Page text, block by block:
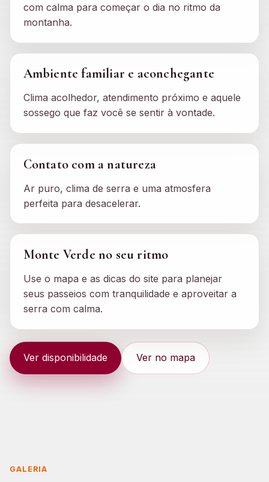
com calma para começar o dia no ritmo da
montanha.
Ambiente familiar e aconchegante
Clima acolhedor, atendimento próximo e aquele
sossego que faz você se sentir à vontade.
Contato com a natureza
Ar puro, clima de serra e uma atmosfera
perfeita para desacelerar.
Monte Verde no seu ritmo
Use o mapa e as dicas do site para planejar
seus passeios com tranquilidade e aproveitar a
serra com calma.
Ver disponibilidade Ver no mapa
GALERIA